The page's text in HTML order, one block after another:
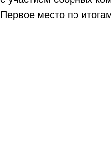
Первое место по